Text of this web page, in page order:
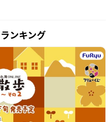
ンキング